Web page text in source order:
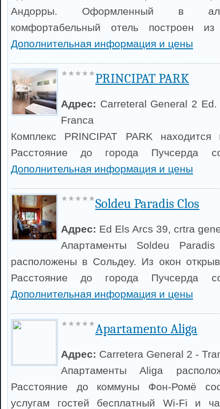
Андорры. Оформленный в
комфортабельный отель построен
Дополнительная информация и цены
PRINCIPAT PARK
Адрес: Carreteral General 2
Franca
Комплекс PRINCIPAT PARK
Расстояние до города Пучсерда
Дополнительная информация и цены
Soldeu Paradis Clos
Адрес: Ed Els Arcs 39, crtra
Апартаменты Soldeu
расположены в Сольдеу. Из окон
Расстояние до города Пучсерда
Дополнительная информация и цены
Apartamento Aliga
Адрес: Carretera General 2 -
Апартаменты Aliga
Расстояние до коммуны Фон-Ромё
услугам гостей бесплатный Wi-Fi и